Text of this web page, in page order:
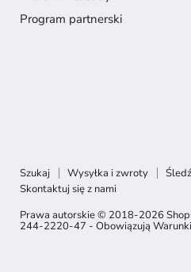
Program partnerski
Szukaj Wysyłka i zwroty
Skontaktuj się z nami
Prawa autorskie © 2018-2026
244-2220-47 - Obowiązują